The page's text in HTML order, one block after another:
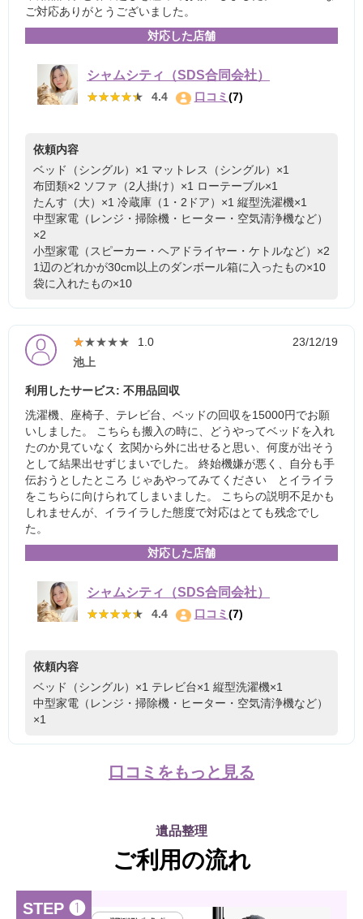
ご対応ありがとうございました。
対応した店舗
シャムシティ（SDS合同会社）
★★★★★
★★★★★ 4.4 口コミ(7)
依頼内容
ベッド（シングル）×1 マットレス（シングル）×1
布団類×2 ソファ（2人掛け）×1 ローテーブル×1
たんす（大）×1 冷蔵庫（1・2ドア）×1 縦型洗濯機×1
中型家電（レンジ・掃除機・ヒーター・空気清浄機など）
×2
小型家電（スピーカー・ヘアドライヤー・ケトルなど）×2
1辺のどれかが30cm以上のダンボール箱に入ったもの×10
袋に入れたもの×10
★★★★★
★★★★★ 1.0
23/12/19
池上
利用したサービス: 不用品回収
洗濯機、座椅子、テレビ台、ベッドの回収を15000円でお願
いしました。 こちらも搬入の時に、どうやってベッドを入れ
たのか見ていなく 玄関から外に出せると思い、何度が出そう
として結果出せずじまいでした。 終始機嫌が悪く、自分も手
伝おうとしたところ じゃあやってみてください とイライラ
をこちらに向けられてしまいました。 こちらの説明不足かも
しれませんが、イライラした態度で対応はとても残念でし
た。
対応した店舗
シャムシティ（SDS合同会社）
★★★★★
★★★★★ 4.4 口コミ(7)
依頼内容
ベッド（シングル）×1 テレビ台×1 縦型洗濯機×1
中型家電（レンジ・掃除機・ヒーター・空気清浄機など）
×1
口コミをもっと見る
遺品整理
ご利用の流れ
STEP ❶